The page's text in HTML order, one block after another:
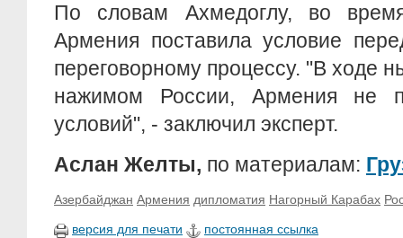
По словам Ахмедоглу, во
Армения поставила условие
переговорному процессу. "В ходе
нажимом России, Армения не
условий", - заключил эксперт.
Аслан Желты, по материалам:
Азербайджан Армения дипломатия Нагорный Карабах
версия для печати постоянная ссылка